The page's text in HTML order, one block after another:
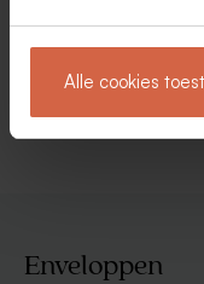
Alle cookies
Enveloppen